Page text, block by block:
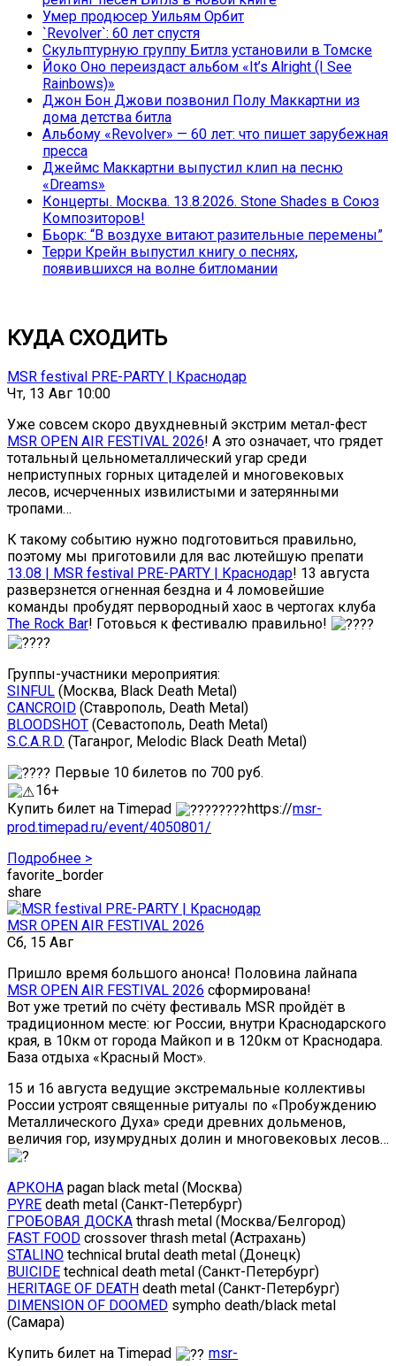
Умер продюсер Уильям Орбит
`Revolver`: 60 лет спустя
Скульптурную группу Битлз установили в Томске
Йоко Оно переиздаст альбом «It’s Alright (I See
Rainbows)»
Джон Бон Джови позвонил Полу Маккартни из
дома детства битла
Альбому «Revolver» — 60 лет: что пишет зарубежная
пресса
Джеймс Маккартни выпустил клип на песню
«Dreams»
Концерты. Москва. 13.8.2026. Stone Shades в Союз
Композиторов!
Бьорк: “В воздухе витают разительные перемены”
Терри Крейн выпустил книгу о песнях,
появившихся на волне битломании
КУДА СХОДИТЬ
MSR festival PRE-PARTY | Краснодар
Чт, 13 Авг 10:00
Уже совсем скоро двухдневный экстрим метал-фест
MSR OPEN AIR FESTIVAL 2026! А это означает, что грядет
тотальный цельнометаллический угар среди
неприступных горных цитаделей и многовековых
лесов, исчерченных извилистыми и затерянными
тропами…
К такому событию нужно подготовиться правильно,
поэтому мы приготовили для вас лютейшую препати
13.08 | MSR festival PRE-PARTY | Краснодар! 13 августа
разверзнется огненная бездна и 4 ломовейшие
команды пробудят первородный хаос в чертогах клуба
The Rock Bar! Готовься к фестивалю правильно!
Группы-участники мероприятия:
SINFUL (Москва, Black Death Metal)
CANCROID (Ставрополь, Death Metal)
BLOODSHOT (Севастополь, Death Metal)
S.C.A.R.D. (Таганрог, Melodic Black Death Metal)
Первые 10 билетов по 700 руб.
16+
Купить билет на Timepad
https://msr-
prod.timepad.ru/event/4050801/
Подробнее >
favorite_border
share
MSR OPEN AIR FESTIVAL 2026
Сб, 15 Авг
Пришло время большого анонса! Половина лайнапа
MSR OPEN AIR FESTIVAL 2026 сформирована!
Вот уже третий по счёту фестиваль MSR пройдёт в
традиционном месте: юг России, внутри Краснодарского
края, в 10км от города Майкоп и в 120км от Краснодара.
База отдыха «Красный Мост».
15 и 16 августа ведущие экстремальные коллективы
России устроят священные ритуалы по «Пробуждению
Металлического Духа» среди древних дольменов,
величия гор, изумрудных долин и многовековых лесов…
АРКОНА pagan black metal (Москва)
PYRE death metal (Санкт-Петербург)
ГРОБОВАЯ ДОСКА thrash metal (Москва/Белгород)
FAST FOOD crossover thrash metal (Астрахань)
STALINO technical brutal death metal (Донецк)
BUICIDE technical death metal (Санкт-Петербург)
HERITAGE OF DEATH death metal (Санкт-Петербург)
DIMENSION OF DOOMED sympho death/black metal
(Самара)
Купить билет на Timepad
msr-